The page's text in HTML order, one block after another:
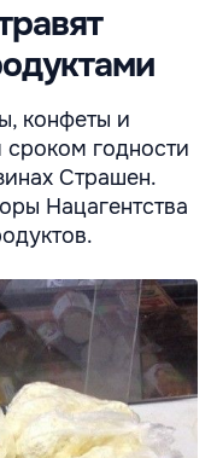
конфеты и
годности
Страшен.
Нацагентства